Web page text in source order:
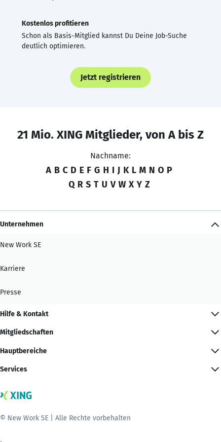
Kostenlos profitieren
Schon als Basis-Mitglied kannst Du Deine Job-Suche
deutlich optimieren.
Jetzt registrieren
21 Mio. XING Mitglieder, von A bis Z
Nachname:
A B C D E F G H I J K L M N O P
Q R S T U V W X Y Z
Unternehmen
New Work SE
Karriere
Presse
Hilfe & Kontakt
Mitgliedschaften
Hauptbereiche
Services
© New Work SE | Alle Rechte vorbehalten